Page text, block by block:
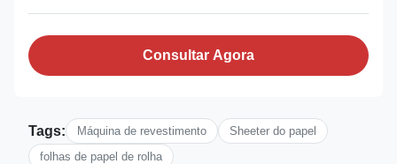
Consultar Agora
Tags: Máquina de revestimento
Sheeter do papel
folhas de papel de rolha